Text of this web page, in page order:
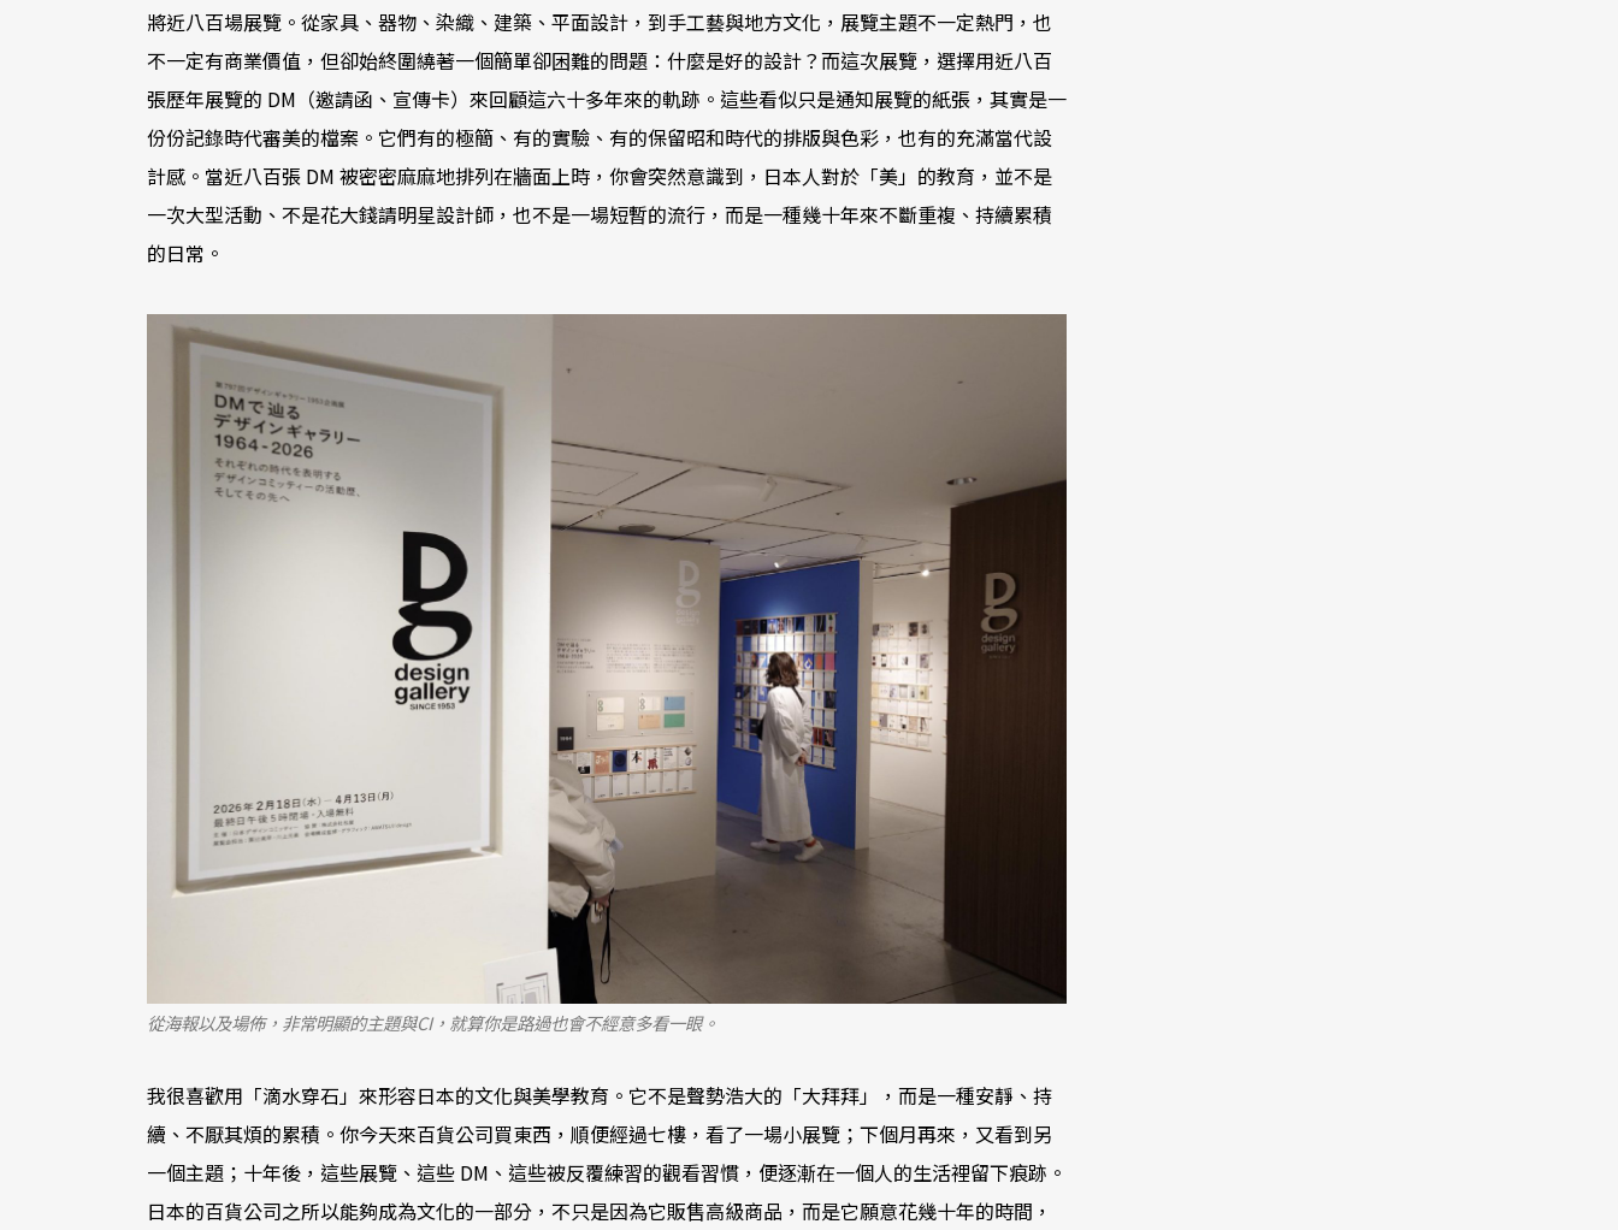
將近八百場展覽。從家具、器物、染織、建築、平面設計，到手工藝與地方文化，展覽主題不一定熱門，也
不一定有商業價值，但卻始終圍繞著一個簡單卻困難的問題：什麼是好的設計？而這次展覽，選擇用近八百
張歷年展覽的 DM（邀請函、宣傳卡）來回顧這六十多年來的軌跡。這些看似只是通知展覽的紙張，其實是一
份份記錄時代審美的檔案。它們有的極簡、有的實驗、有的保留昭和時代的排版與色彩，也有的充滿當代設
計感。當近八百張 DM 被密密麻麻地排列在牆面上時，你會突然意識到，日本人對於「美」的教育，並不是
一次大型活動、不是花大錢請明星設計師，也不是一場短暫的流行，而是一種幾十年來不斷重複、持續累積
的日常。
從海報以及場佈，非常明顯的主題與CI，就算你是路過也會不經意多看一眼。
我很喜歡用「滴水穿石」來形容日本的文化與美學教育。它不是聲勢浩大的「大拜拜」，而是一種安靜、持
續、不厭其煩的累積。你今天來百貨公司買東西，順便經過七樓，看了一場小展覽；下個月再來，又看到另
一個主題；十年後，這些展覽、這些 DM、這些被反覆練習的觀看習慣，便逐漸在一個人的生活裡留下痕跡。
日本的百貨公司之所以能夠成為文化的一部分，不只是因為它販售高級商品，而是它願意花幾十年的時間，